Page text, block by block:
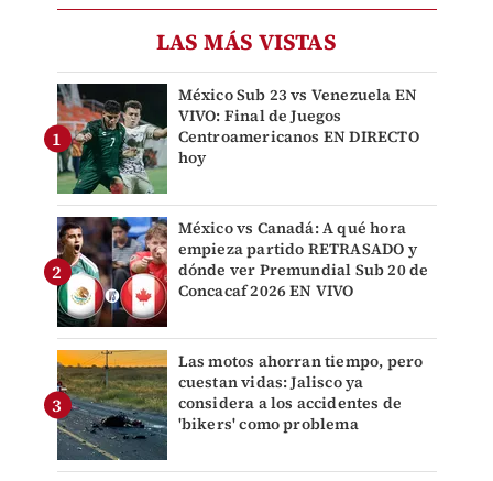
LAS MÁS VISTAS
México Sub 23 vs Venezuela EN
VIVO: Final de Juegos
Centroamericanos EN DIRECTO
hoy
México vs Canadá: A qué hora
empieza partido RETRASADO y
dónde ver Premundial Sub 20 de
Concacaf 2026 EN VIVO
Las motos ahorran tiempo, pero
cuestan vidas: Jalisco ya
considera a los accidentes de
'bikers' como problema